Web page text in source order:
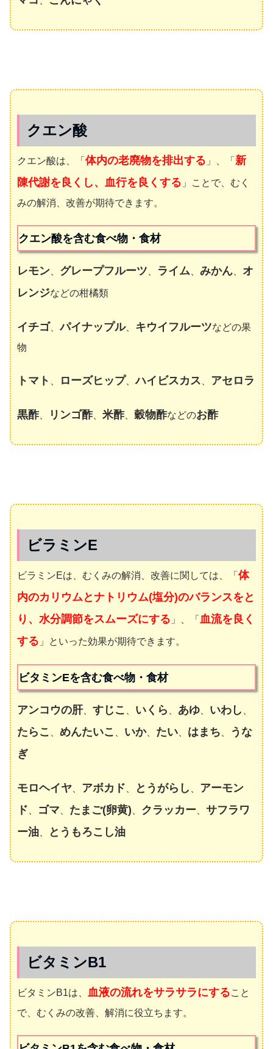
クエン酸
クエン酸は、「 体内の老廃物を排出する 」、「 新
陳代謝を良くし、血行を良くする 」ことで、むく
みの解消、改善が期待できます。
クエン酸を含む食べ物・食材
レモン グレープフルーツ ライム みかん
オ
レンジなどの柑橘類
イチゴ 、パイナップル、 キウイフルーツなどの果
物
トマト ローズヒップ 、ハイビスカス アセロラ
黒酢、 リンゴ酢、 米酢、 穀物酢などのお酢
ビラミンE
ビラミンEは、むくみの解消、改善に関しては、「 体
内のカリウムとナトリウム(塩分)のバランスをと
り、水分調節をスムーズにする 」、「 血流を良く
する 」といった効果が期待できます。
ビタミンEを含む食べ物・食材
アンコウの肝、 すじこ いくら あゆ いわし
たらこ めんたいこ いか、 たい はまち
うな
ぎ
モロヘイヤ アボカド とうがらし
アーモン
ド
ゴマ たまご(卵黄) クラッカー
サフラワ
ー油
とうもろこし油
ビタミンB1
ビタミンB1は、 血液の流れをサラサラにすること
で、むくみの改善、解消に役立ちます。